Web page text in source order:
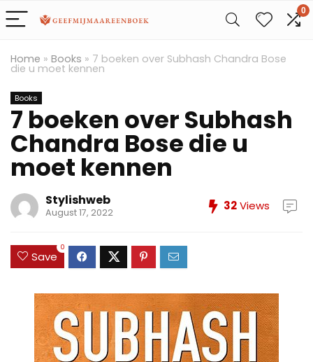
0
Home » Books » 7 boeken over Subhash Chandra Bose
die u moet kennen
Books
7 boeken over Subhash
Chandra Bose die u
moet kennen
Stylishweb
August 17, 2022 32Views
Save
0